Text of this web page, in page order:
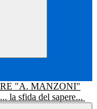
... la sfida del sapere...